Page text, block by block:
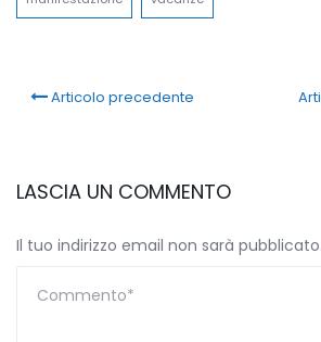
Articolo precedente
LASCIA UN COMMENTO
Il tuo indirizzo email non sarà pubblicato.